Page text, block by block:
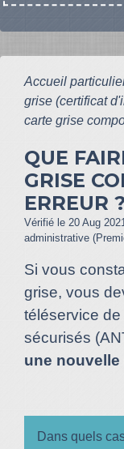
Accueil
grise (certificat
carte grise
QUE
GRISE
ERREUR ?
Vérifié le 20 Aug
administrative
Si vous
grise, vous
téléservice
sécurisés
une nouvelle
Dans quels